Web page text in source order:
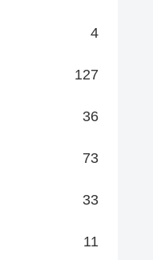
4
127
36
73
33
11